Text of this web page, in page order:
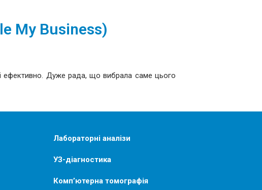
My Business)
ефективно. Дуже рада, що вибрала саме цього
Лабораторні аналізи
УЗ-діагностика
Комп’ютерна томографія